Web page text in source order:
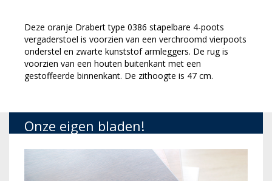
Deze oranje Drabert type 0386 stapelbare 4-poots
vergaderstoel is voorzien van een verchroomd vierpoots
onderstel en zwarte kunststof armleggers. De rug is
voorzien van een houten buitenkant met een
gestoffeerde binnenkant. De zithoogte is 47 cm.
Onze eigen bladen!